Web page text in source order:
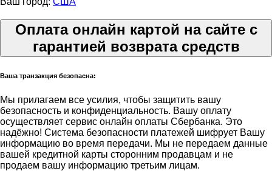
Оплата онлайн картой на сайте с
гарантией возврата средств
Ваша транзакция безопасна:
Мы прилагаем все усилия, чтобы защитить вашу
безопасность и конфиденциальность. Вашу оплату
осуществляет сервис онлайн оплаты Сбербанка. Это
надёжно! Система безопасности платежей шифрует Вашу
информацию во время передачи. Мы не передаем данные
вашей кредитной карты сторонним продавцам и не
продаем вашу информацию третьим лицам.